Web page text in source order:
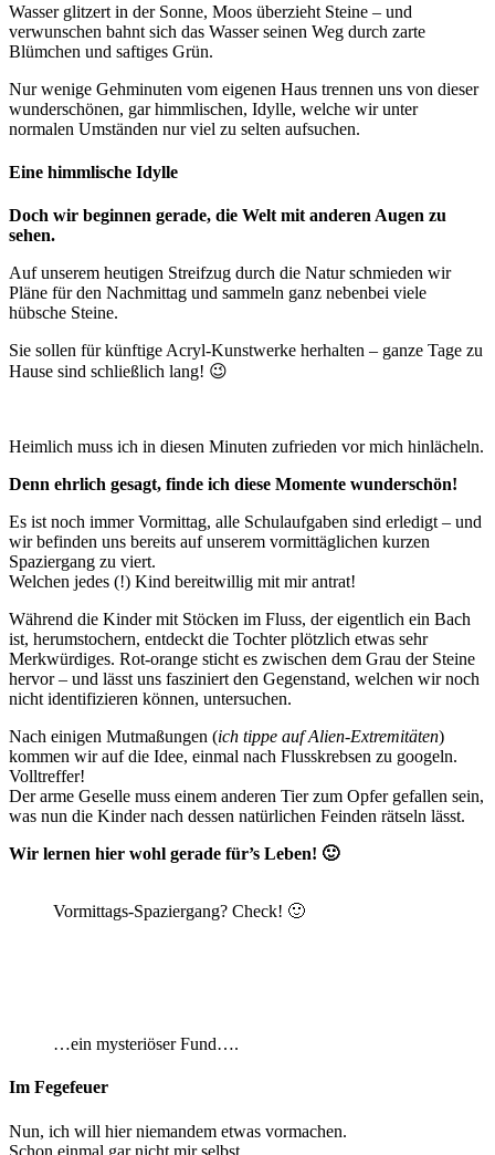
Wasser glitzert in der Sonne, Moos überzieht Steine – und
verwunschen bahnt sich das Wasser seinen Weg durch zarte
Blümchen und saftiges Grün.
Nur wenige Gehminuten vom eigenen Haus trennen uns von dieser
wunderschönen, gar himmlischen, Idylle, welche wir unter
normalen Umständen nur viel zu selten aufsuchen.
Eine himmlische Idylle
Doch wir beginnen gerade, die Welt mit anderen Augen zu
sehen.
Auf unserem heutigen Streifzug durch die Natur schmieden wir
Pläne für den Nachmittag und sammeln ganz nebenbei viele
hübsche Steine.
Sie sollen für künftige Acryl-Kunstwerke herhalten – ganze Tage zu
Hause sind schließlich lang! 😉
Heimlich muss ich in diesen Minuten zufrieden vor mich hinlächeln.
Denn ehrlich gesagt, finde ich diese Momente wunderschön!
Es ist noch immer Vormittag, alle Schulaufgaben sind erledigt – und
wir befinden uns bereits auf unserem vormittäglichen kurzen
Spaziergang zu viert.
Welchen jedes (!) Kind bereitwillig mit mir antrat!
Während die Kinder mit Stöcken im Fluss, der eigentlich ein Bach
ist, herumstochern, entdeckt die Tochter plötzlich etwas sehr
Merkwürdiges. Rot-orange sticht es zwischen dem Grau der Steine
hervor – und lässt uns fasziniert den Gegenstand, welchen wir noch
nicht identifizieren können, untersuchen.
Nach einigen Mutmaßungen (ich tippe auf Alien-Extremitäten)
kommen wir auf die Idee, einmal nach Flusskrebsen zu googeln.
Volltreffer!
Der arme Geselle muss einem anderen Tier zum Opfer gefallen sein,
was nun die Kinder nach dessen natürlichen Feinden rätseln lässt.
Wir lernen hier wohl gerade für’s Leben! 🙂
Vormittags-Spaziergang? Check! 🙂
…ein mysteriöser Fund….
Im Fegefeuer
Nun, ich will hier niemandem etwas vormachen.
Schon einmal gar nicht mir selbst.